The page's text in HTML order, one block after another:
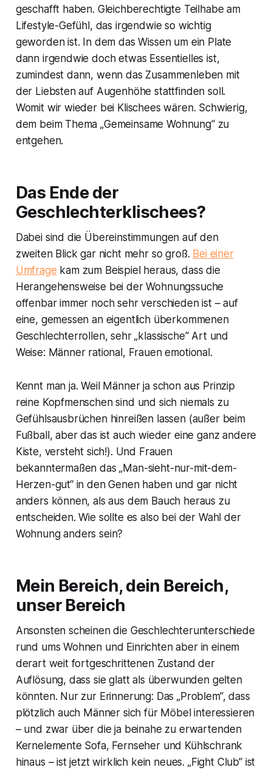
geschafft haben. Gleichberechtigte Teilhabe am
Lifestyle-Gefühl, das irgendwie so wichtig
geworden ist. In dem das Wissen um ein Plate
dann irgendwie doch etwas Essentielles ist,
zumindest dann, wenn das Zusammenleben mit
der Liebsten auf Augenhöhe stattfinden soll.
Womit wir wieder bei Klischees wären. Schwierig,
dem beim Thema „Gemeinsame Wohnung“ zu
entgehen.
Das Ende der
Geschlechterklischees?
Dabei sind die Übereinstimmungen auf den
zweiten Blick gar nicht mehr so groß. Bei einer
Umfrage kam zum Beispiel heraus, dass die
Herangehensweise bei der Wohnungssuche
offenbar immer noch sehr verschieden ist – auf
eine, gemessen an eigentlich überkommenen
Geschlechterrollen, sehr „klassische“ Art und
Weise: Männer rational, Frauen emotional.
Kennt man ja. Weil Männer ja schon aus Prinzip
reine Kopfmenschen sind und sich niemals zu
Gefühlsausbrüchen hinreißen lassen (außer beim
Fußball, aber das ist auch wieder eine ganz andere
Kiste, versteht sich!). Und Frauen
bekanntermaßen das „Man-sieht-nur-mit-dem-
Herzen-gut“ in den Genen haben und gar nicht
anders können, als aus dem Bauch heraus zu
entscheiden. Wie sollte es also bei der Wahl der
Wohnung anders sein?
Mein Bereich, dein Bereich,
unser Bereich
Ansonsten scheinen die Geschlechterunterschiede
rund ums Wohnen und Einrichten aber in einem
derart weit fortgeschrittenen Zustand der
Auflösung, dass sie glatt als überwunden gelten
könnten. Nur zur Erinnerung: Das „Problem“, dass
plötzlich auch Männer sich für Möbel interessieren
– und zwar über die ja beinahe zu erwartenden
Kernelemente Sofa, Fernseher und Kühlschrank
hinaus – ist jetzt wirklich kein neues. „Fight Club“ ist